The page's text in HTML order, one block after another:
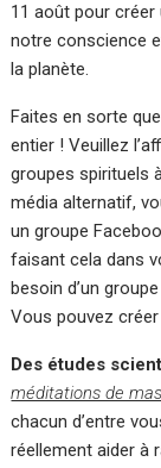
11 août pour
notre conscience
la planète.
Faites en sorte
entier ! Veuillez
groupes spirituels
média alternatif,
un groupe
faisant cela dans
besoin d’un
Vous pouvez
Des études
méditations de
chacun d’entre
réellement aider à